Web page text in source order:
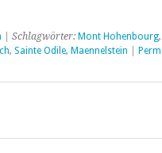
| Schlagwörter: Mont Hohenbourg,
, Sainte Odile, Maennelstein